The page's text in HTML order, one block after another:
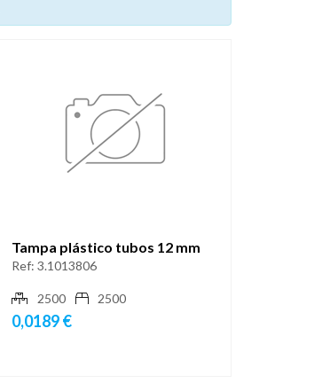
Tampa plástico tubos 12 mm
Ref: 3.1013806
2500 2500
0,0189 €